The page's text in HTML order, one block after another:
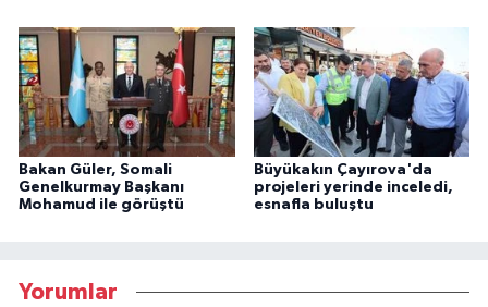
Bakan Güler, Somali
Genelkurmay Başkanı
Mohamud ile görüştü
Büyükakın Çayırova'da
projeleri yerinde inceledi,
esnafla buluştu
Yorumlar